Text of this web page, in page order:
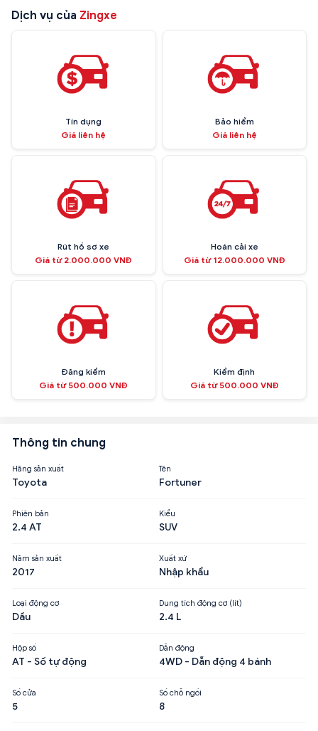
Dịch vụ của Zingxe
Tín dụng
Giá liên hệ
Bảo hiểm
Giá liên hệ
Rút hồ sơ xe
Giá từ 2.000.000 VNĐ
Hoán cải xe
Giá từ 12.000.000 VNĐ
Đăng kiểm
Giá từ 500.000 VNĐ
Kiểm định
Giá từ 500.000 VNĐ
Thông tin chung
Hãng sản xuất
Toyota
Tên
Fortuner
Phiên bản
2.4 AT
Kiểu
SUV
Năm sản xuất
2017
Xuất xứ
Nhập khẩu
Loại động cơ
Dầu
Dung tích động cơ (lít)
2.4 L
Hộp số
AT - Số tự động
Dẫn động
4WD - Dẫn động 4 bánh
Số cửa
5
Số chỗ ngồi
8